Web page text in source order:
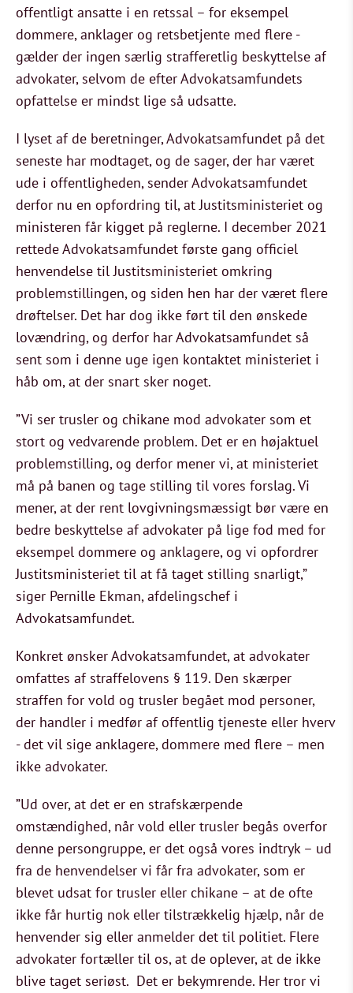
offentligt ansatte i en retssal – for eksempel
dommere, anklager og retsbetjente med flere -
gælder der ingen særlig strafferetlig beskyttelse af
advokater, selvom de efter Advokatsamfundets
opfattelse er mindst lige så udsatte.
I lyset af de beretninger, Advokatsamfundet på det
seneste har modtaget, og de sager, der har været
ude i offentligheden, sender Advokatsamfundet
derfor nu en opfordring til, at Justitsministeriet og
ministeren får kigget på reglerne. I december 2021
rettede Advokatsamfundet første gang officiel
henvendelse til Justitsministeriet omkring
problemstillingen, og siden hen har der været flere
drøftelser. Det har dog ikke ført til den ønskede
lovændring, og derfor har Advokatsamfundet så
sent som i denne uge igen kontaktet ministeriet i
håb om, at der snart sker noget.
”Vi ser trusler og chikane mod advokater som et
stort og vedvarende problem. Det er en højaktuel
problemstilling, og derfor mener vi, at ministeriet
må på banen og tage stilling til vores forslag. Vi
mener, at der rent lovgivningsmæssigt bør være en
bedre beskyttelse af advokater på lige fod med for
eksempel dommere og anklagere, og vi opfordrer
Justitsministeriet til at få taget stilling snarligt,”
siger Pernille Ekman, afdelingschef i
Advokatsamfundet.
Konkret ønsker Advokatsamfundet, at advokater
omfattes af straffelovens § 119. Den skærper
straffen for vold og trusler begået mod personer,
der handler i medfør af offentlig tjeneste eller hverv
- det vil sige anklagere, dommere med flere – men
ikke advokater.
”Ud over, at det er en strafskærpende
omstændighed, når vold eller trusler begås overfor
denne persongruppe, er det også vores indtryk – ud
fra de henvendelser vi får fra advokater, som er
blevet udsat for trusler eller chikane – at de ofte
ikke får hurtig nok eller tilstrækkelig hjælp, når de
henvender sig eller anmelder det til politiet. Flere
advokater fortæller til os, at de oplever, at de ikke
blive taget seriøst. Det er bekymrende. Her tror vi